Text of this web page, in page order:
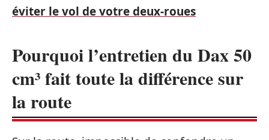
éviter le vol de votre deux-roues
Pourquoi l’entretien du Dax 50
cm³ fait toute la différence sur
la route